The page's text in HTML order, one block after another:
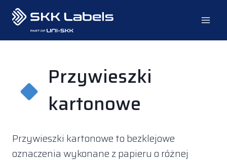
Przejdź
treści
Przywieszki
kartonowe
Przywieszki kartonowe to bezklejowe
oznaczenia wykonane z papieru o różnej